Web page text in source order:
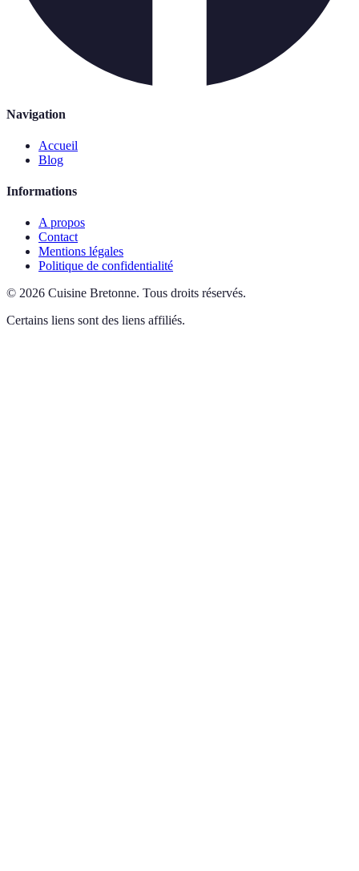
Navigation
Accueil
Blog
Informations
A propos
Contact
Mentions légales
Politique de confidentialité
© 2026 Cuisine Bretonne. Tous droits réservés.
Certains liens sont des liens affiliés.